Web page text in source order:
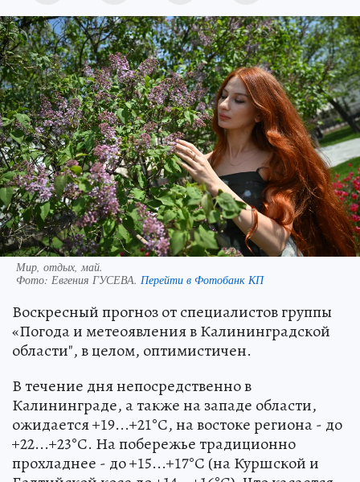
Мир, отдых, май.
Фото: Евгения ГУСЕВА. Перейти в Фотобанк КП
Воскресный прогноз от специалистов группы
«Погода и метеоявления в Калининградской
области", в целом, оптимистичен.
В течение дня непосредственно в
Калининграде, а также на западе области,
ожидается +19...+21°С, на востоке региона - до
+22...+23°С. На побережье традиционно
прохладнее - до +15...+17°С (на Куршской и